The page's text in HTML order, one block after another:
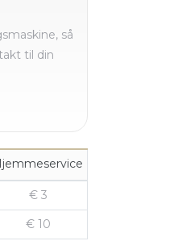
så
til din
€ 3
€ 10